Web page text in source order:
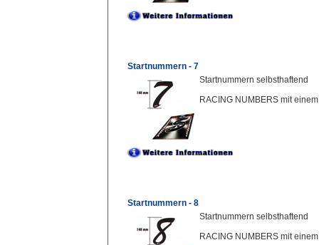
Startnummern - 7
Startnummern selbsthaftend
RACING NUMBERS mit
Startnummern - 8
Startnummern selbsthaftend
RACING NUMBERS mit